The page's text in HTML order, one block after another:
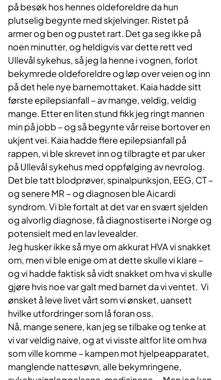
på besøk hos hennes oldeforeldre da hun
plutselig begynte med skjelvinger. Ristet på
armer og ben og pustet rart. Det ga seg ikke på
noen minutter, og heldigvis var dette rett ved
Ullevål sykehus, så jeg la henne i vognen, forlot
bekymrede oldeforeldre og løp over veien og inn
på det hele nye barnemottaket. Kaia hadde sitt
første epilepsianfall – av mange, veldig, veldig
mange. Etter en liten stund fikk jeg ringt mannen
min på jobb – og så begynte vår reise bortover en
ukjent vei. Kaia hadde flere epilepsianfall på
rappen, vi ble skrevet inn og tilbragte et par uker
på Ullevål sykehus med oppfølging av nevrolog.
Det ble tatt blodprøver, spinalpunksjon, EEG, CT –
og senere MR – og diagnosen ble Aicardi
syndrom. Vi ble fortalt at det var en svært sjelden
og alvorlig diagnose, få diagnostiserte i Norge og
potensielt med en lav levealder.
Jeg husker ikke så mye om akkurat HVA vi snakket
om, men vi ble enige om at dette skulle vi klare –
og vi hadde faktisk så vidt snakket om hva vi skulle
gjøre hvis noe var galt med barnet da vi ventet. Vi
ønsket å leve livet vårt som vi ønsket, uansett
hvilke utfordringer som lå foran oss.
Nå, mange senere, kan jeg se tilbake og tenke at
vi var veldig naive, og at vi visste altfor lite om hva
som ville komme – kampen mot hjelpeapparatet,
manglende nattesøvn, alle bekymringene,